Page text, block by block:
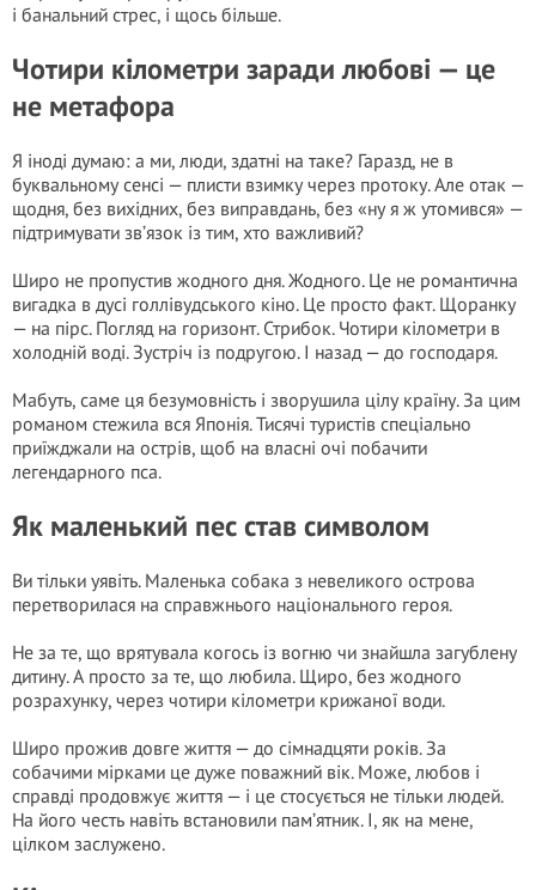
і банальний стрес, і щось більше.
Чотири кілометри заради любові — це
не метафора
Я іноді думаю: а ми, люди, здатні на таке? Гаразд, не в
буквальному сенсі — плисти взимку через протоку. Але отак —
щодня, без вихідних, без виправдань, без «ну я ж утомився» —
підтримувати зв’язок із тим, хто важливий?
Широ не пропустив жодного дня. Жодного. Це не романтична
вигадка в дусі голлівудського кіно. Це просто факт. Щоранку
— на пірс. Погляд на горизонт. Стрибок. Чотири кілометри в
холодній воді. Зустріч із подругою. І назад — до господаря.
Мабуть, саме ця безумовність і зворушила цілу країну. За цим
романом стежила вся Японія. Тисячі туристів спеціально
приїжджали на острів, щоб на власні очі побачити
легендарного пса.
Як маленький пес став символом
Ви тільки уявіть. Маленька собака з невеликого острова
перетворилася на справжнього національного героя.
Не за те, що врятувала когось із вогню чи знайшла загублену
дитину. А просто за те, що любила. Щиро, без жодного
розрахунку, через чотири кілометри крижаної води.
Широ прожив довге життя — до сімнадцяти років. За
собачими мірками це дуже поважний вік. Може, любов і
справді продовжує життя — і це стосується не тільки людей.
На його честь навіть встановили пам’ятник. І, як на мене,
цілком заслужено.